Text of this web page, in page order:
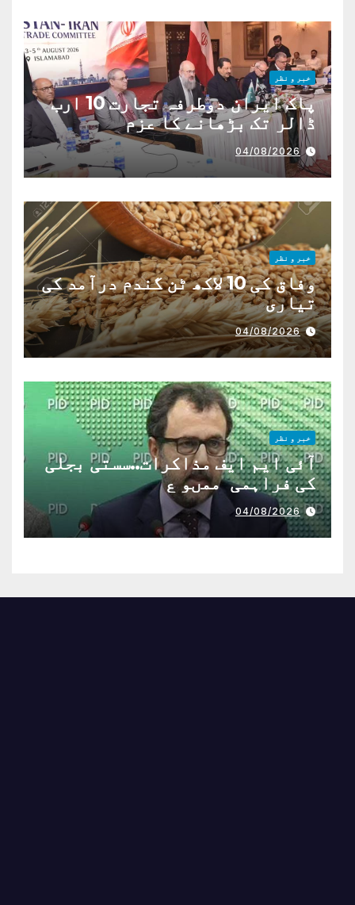
خبر و نظر
پاک ایران دوطرفہ تجارت 10 ارب
ڈالر تک بڑھانے کا عزم
04/08/2026
خبر و نظر
وفاق کی 10 لاکھ ٹن گندم درآمد کی
تیاری
04/08/2026
خبر و نظر
آئی ایم ایف مذاکرات..سستی بجلی
کی فراہمی ممںو ع
04/08/2026